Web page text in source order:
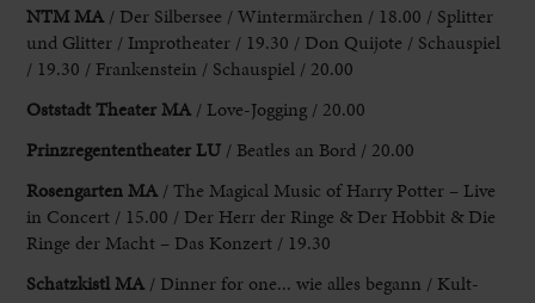
NTM MA / Der Silbersee / Wintermärchen / 18.00 / Splitter
und Glitter / Improtheater / 19.30 / Don Quijote / Schauspiel
/ 19.30 / Frankenstein / Schauspiel / 20.00
Oststadt Theater MA / Love-Jogging / 20.00
Prinzregententheater LU / Beatles an Bord / 20.00
Rosengarten MA / The Magical Music of Harry Potter – Live
in Concert / 15.00 / Der Herr der Ringe & Der Hobbit & Die
Ringe der Macht – Das Konzert / 19.30
Schatzkistl MA / Dinner for one... wie alles begann / Kult-